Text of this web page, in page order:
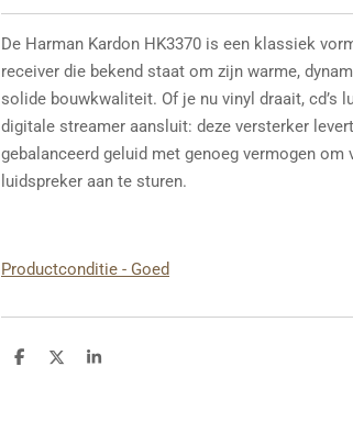
De Harman Kardon HK3370 is een klassiek
receiver die bekend staat om zijn warme,
solide bouwkwaliteit. Of je nu vinyl draait, cd’s
digitale streamer aansluit: deze versterker
gebalanceerd geluid met genoeg vermogen om
luidspreker aan te sturen.
Productconditie - Goed
D
D
S